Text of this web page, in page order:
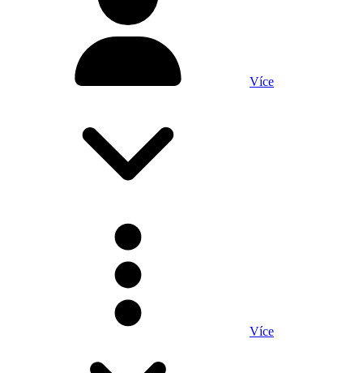
Více
Více